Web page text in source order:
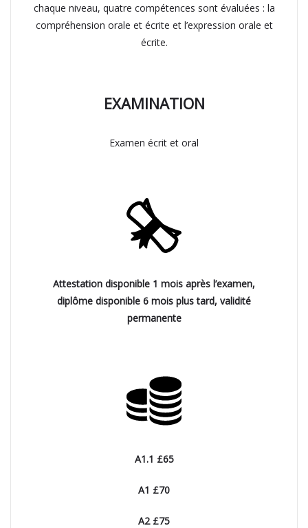
chaque niveau, quatre compétences sont évaluées : la
compréhension orale et écrite et l’expression orale et
écrite.
EXAMINATION
Examen écrit et oral
Attestation disponible 1 mois après l’examen,
diplôme disponible 6 mois plus tard, validité
permanente
A1.1 £65
A1 £70
A2 £75